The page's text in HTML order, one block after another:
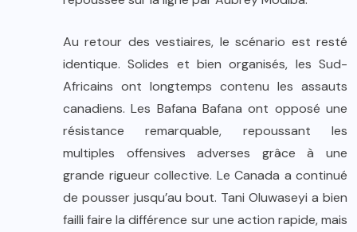
Au retour des vestiaires, le scénario est resté
identique. Solides et bien organisés, les Sud-
Africains ont longtemps contenu les assauts
canadiens. Les Bafana Bafana ont opposé une
résistance remarquable, repoussant les
multiples offensives adverses grâce à une
grande rigueur collective. Le Canada a continué
de pousser jusqu’au bout. Tani Oluwaseyi a bien
failli faire la différence sur une action rapide, mais